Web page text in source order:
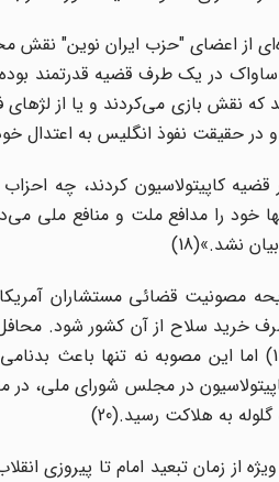
از اعضای "حزب ایران نوین" نقش
ساواک در یک طرف قضیه قدرتمند
که نقش بازی می‌کردند و یا از
حقیقت نفوذ انگلیس به اعتدال خود
کاپیتولاسیون کردند، چه
خود را مدافع ملت و منافع ملی
نشد.»(18)
مصونیت قضائی مستشاران
بگیرد تا صرف خرید سلاح‌ از آن کشور
به خاطر تصویب لایحه تلقی کردند. (19) اما این
از تصویب کاپیتولاسیون در مجلس
به هلاکت رسید.(20)